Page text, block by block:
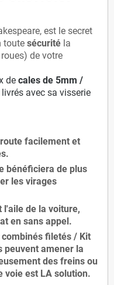
est le secret
toute sécurité la
de votre
de cales de 5mm /
livrés avec sa visserie
facilement et
bénéficiera de plus
les virages
l'aile de la voiture,
en sans appel.
filetés / Kit
peuvent amener la
des freins ou
voie est LA solution.